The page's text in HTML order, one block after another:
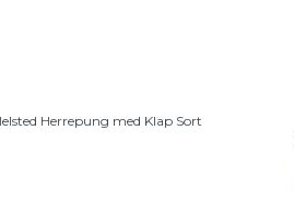
Herrepung med Klap Sort